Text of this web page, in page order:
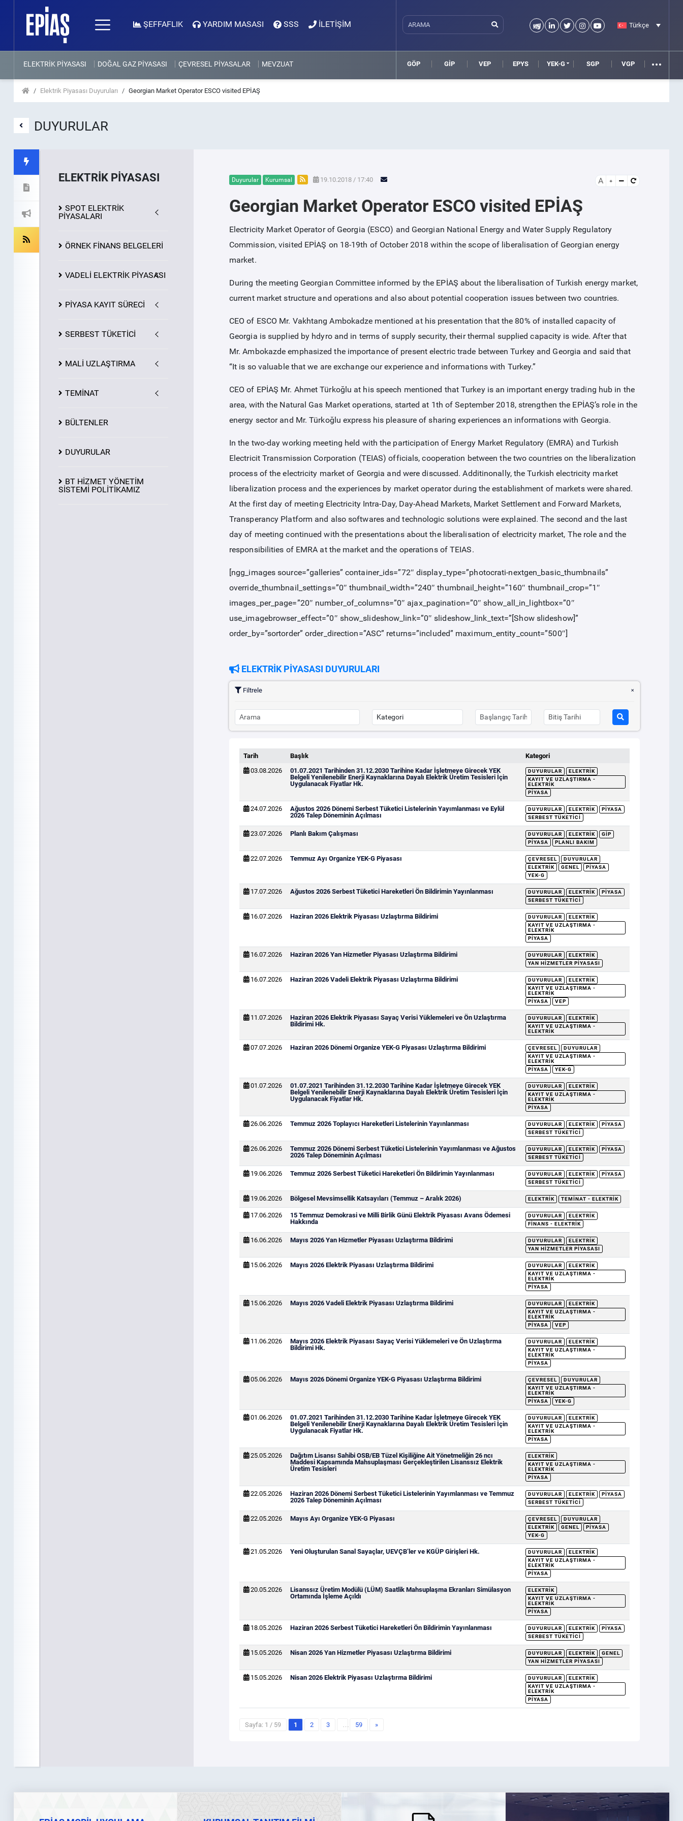
ŞEFFAFLIK YARDIM MASASI SSS İLETİŞİM Türkçe
ELEKTRİK PİYASASI DOĞAL GAZ PİYASASI ÇEVRESEL PİYASALAR MEVZUAT GÖP GİP VEP EPYS YEK-G SGP VGP
Elektrik Piyasası Duyuruları Georgian Market Operator ESCO visited EPİAŞ
DUYURULAR
ELEKTRİK PİYASASI
SPOT ELEKTRİK
PİYASALARI
ÖRNEK FİNANS BELGELERİ
VADELİ ELEKTRİK PİYASASI
PİYASAKAYIT SÜRECİ
SERBEST TÜKETİCİ
MALİ UZLAŞTIRMA
TEMİNAT
BÜLTENLER
DUYURULAR
BT HİZMET YÖNETİM
SİSTEMİ POLİTİKAMIZ
Duyurular Kurumsal 19.10.2018 / 17:40 A
Georgian Market Operator ESCO visited EPİAŞ
Electricity Market Operator of Georgia (ESCO) and Georgian National Energy and Water Supply Regulatory
Commission, visited EPİAŞ on 18-19th of October 2018 within the scope of liberalisation of Georgian energy
market.
During the meeting Georgian Committee informed by the EPİAŞ about the liberalisation of Turkish energy market,
current market structure and operations and also about potential cooperation issues between two countries.
CEO of ESCO Mr. Vakhtang Ambokadze mentioned at his presentation that the 80% of installed capacity of
Georgia is supplied by hdyro and in terms of supply security, their thermal supplied capacity is wide. After that
Mr. Ambokazde emphasized the importance of present electric trade between Turkey and Georgia and said that
“It is so valuable that we are exchange our experience and informations with Turkey.”
CEO of EPİAŞ Mr. Ahmet Türkoğlu at his speech mentioned that Turkey is an important energy trading hub in the
area, with the Natural Gas Market operations, started at 1th of September 2018, strengthen the EPİAŞ’s role in the
energy sector and Mr. Türkoğlu express his pleasure of sharing experiences an informations with Georgia.
In the two-day working meeting held with the participation of Energy Market Regulatory (EMRA) and Turkish
Electricit Transmission Corporation (TEIAS) officials, cooperation between the two countries on the liberalization
process of the electricity market of Georgia and were discussed. Additinonally, the Turkish electricity market
liberalization process and the experiences by market operator during the establishment of markets were shared.
At the first day of meeting Electricity Intra-Day, Day-Ahead Markets, Market Settlement and Forward Markets,
Transperancy Platform and also softwares and technologic solutions were explained. The second and the last
day of meeting continued with the presentations about the liberalisation of electricity market, The role and the
responsibilities of EMRA at the market and the operations of TEIAS.
[ngg_images source=”galleries” container_ids=”72″ display_type=”photocrati-nextgen_basic_thumbnails”
override_thumbnail_settings=”0″ thumbnail_width=”240″ thumbnail_height=”160″ thumbnail_crop=”1″
images_per_page=”20″ number_of_columns=”0″ ajax_pagination=”0″ show_all_in_lightbox=”0″
use_imagebrowser_effect=”0″ show_slideshow_link=”0″ slideshow_link_text=”[Show slideshow]”
order_by=”sortorder” order_direction=”ASC” returns=”included” maximum_entity_count=”500″]
ELEKTRİK PİYASASI DUYURULARI
Filtrele
Tarih Başlık
Kategori
03.08.2026
01.07.2021 Tarihinden 31.12.2030 Tarihine Kadar İşletmeye Girecek YEK
Belgeli Yenilenebilir Enerji Kaynaklarına Dayalı Elektrik Üretim Tesisleri İçin
Uygulanacak Fiyatlar Hk.
DUYURULAR
ELEKTRIK
KAYIT VE UZLAŞTIRMA -
ELEKTRIK
PIYASA
24.07.2026
Ağustos 2026 Dönemi Serbest Tüketici Listelerinin Yayımlanması ve Eylül
2026 Talep Döneminin Açılması
DUYURULAR ELEKTRIK
PIYASA
SERBEST TÜKETICI
23.07.2026 Planlı Bakım Çalışması DUYURULAR ELEKTRIK
GİP
PIYASA
PLANLI BAKIM
22.07.2026 Temmuz Ayı Organize YEK-G Piyasası ÇEVRESEL
DUYURULAR
ELEKTRIK
GENEL
PIYASA
YEK-G
17.07.2026 Ağustos 2026 Serbest Tüketici Hareketleri Ön Bildirimin Yayınlanması DUYURULAR ELEKTRIK
PIYASA
SERBEST TÜKETICI
16.07.2026 Haziran 2026 Elektrik Piyasası Uzlaştırma Bildirimi DUYURULAR
ELEKTRIK
KAYIT VE UZLAŞTIRMA -
ELEKTRIK
PIYASA
16.07.2026 Haziran 2026 Yan Hizmetler Piyasası Uzlaştırma Bildirimi DUYURULAR
ELEKTRIK
YAN HIZMETLER PIYASASI
16.07.2026 Haziran 2026 Vadeli Elektrik Piyasası Uzlaştırma Bildirimi DUYURULAR
ELEKTRIK
KAYIT VE UZLAŞTIRMA -
ELEKTRIK
PIYASA
VEP
11.07.2026
Haziran 2026 Elektrik Piyasası Sayaç Verisi Yüklemeleri ve Ön Uzlaştırma
Bildirimi Hk.
DUYURULAR
ELEKTRIK
KAYIT VE UZLAŞTIRMA -
ELEKTRIK
07.07.2026 Haziran 2026 Dönemi Organize YEK-G Piyasası Uzlaştırma Bildirimi ÇEVRESEL
DUYURULAR
KAYIT VE UZLAŞTIRMA -
ELEKTRIK
PIYASA
YEK-G
01.07.2026
01.07.2021 Tarihinden 31.12.2030 Tarihine Kadar İşletmeye Girecek YEK
Belgeli Yenilenebilir Enerji Kaynaklarına Dayalı Elektrik Üretim Tesisleri İçin
Uygulanacak Fiyatlar Hk.
DUYURULAR
ELEKTRIK
KAYIT VE UZLAŞTIRMA -
ELEKTRIK
PIYASA
26.06.2026 Temmuz 2026 Toplayıcı Hareketleri Listelerinin Yayınlanması DUYURULAR ELEKTRIK
PIYASA
SERBEST TÜKETICI
26.06.2026
Temmuz 2026 Dönemi Serbest Tüketici Listelerinin Yayımlanması ve Ağustos
2026 Talep Döneminin Açılması
DUYURULAR ELEKTRIK
PIYASA
SERBEST TÜKETICI
19.06.2026 Temmuz 2026 Serbest Tüketici Hareketleri Ön Bildirimin Yayınlanması DUYURULAR ELEKTRIK
PIYASA
SERBEST TÜKETICI
19.06.2026 Bölgesel Mevsimsellik Katsayıları (Temmuz – Aralık 2026) ELEKTRIK TEMINAT - ELEKTRIK
17.06.2026
15 Temmuz Demokrasi ve Milli Birlik Günü Elektrik Piyasası Avans Ödemesi
Hakkında
DUYURULAR
ELEKTRIK
FINANS - ELEKTRIK
16.06.2026 Mayıs 2026 Yan Hizmetler Piyasası Uzlaştırma Bildirimi DUYURULAR
ELEKTRIK
YAN HIZMETLER PIYASASI
15.06.2026 Mayıs 2026 Elektrik Piyasası Uzlaştırma Bildirimi DUYURULAR
ELEKTRIK
KAYIT VE UZLAŞTIRMA -
ELEKTRIK
PIYASA
15.06.2026 Mayıs 2026 Vadeli Elektrik Piyasası Uzlaştırma Bildirimi DUYURULAR
ELEKTRIK
KAYIT VE UZLAŞTIRMA -
ELEKTRIK
PIYASA
VEP
11.06.2026
Mayıs 2026 Elektrik Piyasası Sayaç Verisi Yüklemeleri ve Ön Uzlaştırma
Bildirimi Hk.
DUYURULAR
ELEKTRIK
KAYIT VE UZLAŞTIRMA -
ELEKTRIK
PIYASA
05.06.2026 Mayıs 2026 Dönemi Organize YEK-G Piyasası Uzlaştırma Bildirimi ÇEVRESEL
DUYURULAR
KAYIT VE UZLAŞTIRMA -
ELEKTRIK
PIYASA
YEK-G
01.06.2026
01.07.2021 Tarihinden 31.12.2030 Tarihine Kadar İşletmeye Girecek YEK
Belgeli Yenilenebilir Enerji Kaynaklarına Dayalı Elektrik Üretim Tesisleri İçin
Uygulanacak Fiyatlar Hk.
DUYURULAR
ELEKTRIK
KAYIT VE UZLAŞTIRMA -
ELEKTRIK
PIYASA
25.05.2026
Dağıtım Lisansı Sahibi OSB/EB Tüzel Kişiliğine Ait Yönetmeliğin 26 ncı
Maddesi Kapsamında Mahsuplaşması Gerçekleştirilen Lisanssız Elektrik
Üretim Tesisleri
ELEKTRIK
KAYIT VE UZLAŞTIRMA -
ELEKTRIK
PIYASA
22.05.2026
Haziran 2026 Dönemi Serbest Tüketici Listelerinin Yayımlanması ve Temmuz
2026 Talep Döneminin Açılması
DUYURULAR ELEKTRIK
PIYASA
SERBEST TÜKETICI
22.05.2026 Mayıs Ayı Organize YEK-G Piyasası ÇEVRESEL
DUYURULAR
ELEKTRIK
GENEL
PIYASA
YEK-G
21.05.2026 Yeni Oluşturulan Sanal Sayaçlar, UEVÇB’ler ve KGÜP Girişleri Hk. DUYURULAR
ELEKTRIK
KAYIT VE UZLAŞTIRMA -
ELEKTRIK
PIYASA
20.05.2026
Lisanssız Üretim Modülü (LÜM) Saatlik Mahsuplaşma Ekranları Simülasyon
Ortamında İşleme Açıldı
ELEKTRIK
KAYIT VE UZLAŞTIRMA -
ELEKTRIK
PIYASA
18.05.2026 Haziran 2026 Serbest Tüketici Hareketleri Ön Bildirimin Yayınlanması DUYURULAR ELEKTRIK
PIYASA
SERBEST TÜKETICI
15.05.2026 Nisan 2026 Yan Hizmetler Piyasası Uzlaştırma Bildirimi DUYURULAR ELEKTRIK
GENEL
YAN HIZMETLER PIYASASI
15.05.2026 Nisan 2026 Elektrik Piyasası Uzlaştırma Bildirimi DUYURULAR
ELEKTRIK
KAYIT VE UZLAŞTIRMA -
ELEKTRIK
PIYASA
Sayfa: 1 / 59 1 2 3 … 59 »